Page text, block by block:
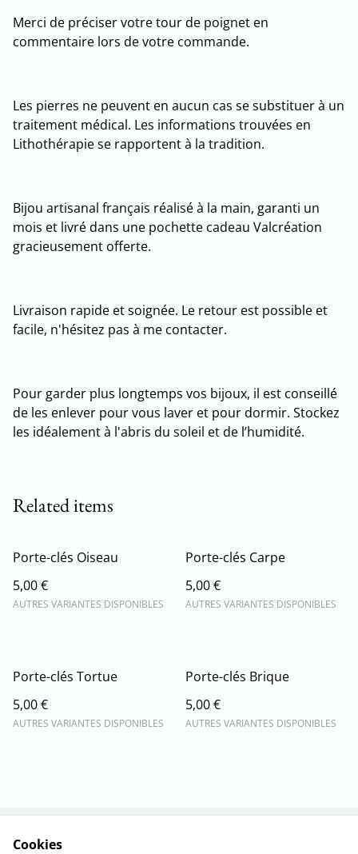
Merci de préciser votre tour de poignet en
commentaire lors de votre commande.
Les pierres ne peuvent en aucun cas se substituer à un
traitement médical. Les informations trouvées en
Lithothérapie se rapportent à la tradition.
Bijou artisanal français réalisé à la main, garanti un
mois et livré dans une pochette cadeau Valcréation
gracieusement offerte.
Livraison rapide et soignée. Le retour est possible et
facile, n'hésitez pas à me contacter.
Pour garder plus longtemps vos bijoux, il est conseillé
de les enlever pour vous laver et pour dormir. Stockez
les idéalement à l'abris du soleil et de l’humidité.
Related items
Porte-clés Oiseau
5,00 €
AUTRES VARIANTES DISPONIBLES
Porte-clés Carpe
5,00 €
AUTRES VARIANTES DISPONIBLES
Porte-clés Tortue
5,00 €
AUTRES VARIANTES DISPONIBLES
Porte-clés Brique
5,00 €
AUTRES VARIANTES DISPONIBLES
Cookies